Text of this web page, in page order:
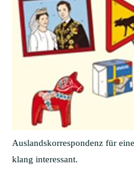
Auslandskorrespondenz für
klang interessant.